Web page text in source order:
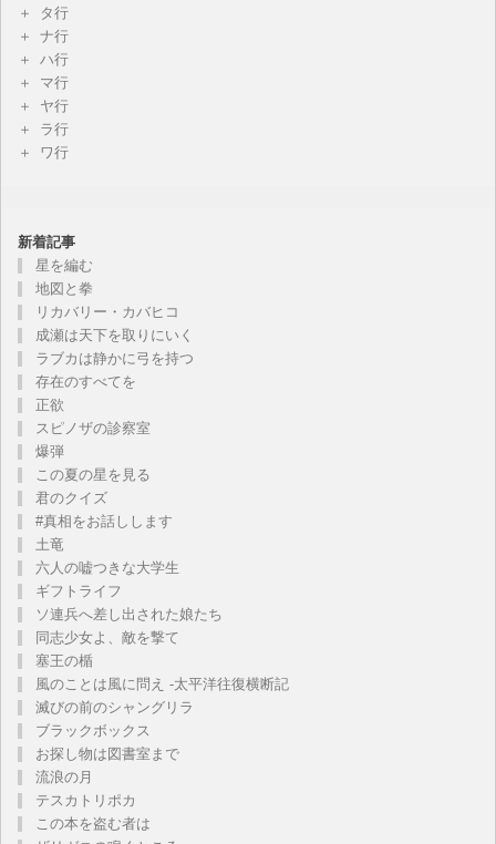
タ行
ナ行
ハ行
マ行
ヤ行
ラ行
ワ行
新着記事
星を編む
地図と拳
リカバリー・カバヒコ
成瀬は天下を取りにいく
ラブカは静かに弓を持つ
存在のすべてを
正欲
スピノザの診察室
爆弾
この夏の星を見る
君のクイズ
#真相をお話しします
土竜
六人の嘘つきな大学生
ギフトライフ
ソ連兵へ差し出された娘たち
同志少女よ、敵を撃て
塞王の楯
風のことは風に問え -太平洋往復横断記
滅びの前のシャングリラ
ブラックボックス
お探し物は図書室まで
流浪の月
テスカトリポカ
この本を盗む者は